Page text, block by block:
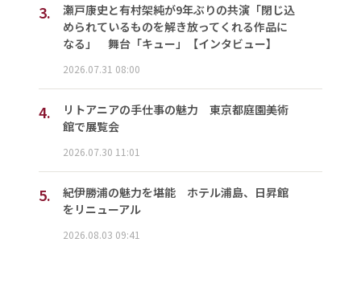
3.
瀬戸康史と有村架純が9年ぶりの共演「閉じ込
められているものを解き放ってくれる作品に
なる」 舞台「キュー」【インタビュー】
2026.07.31 08:00
4.
リトアニアの手仕事の魅力 東京都庭園美術
館で展覧会
2026.07.30 11:01
5.
紀伊勝浦の魅力を堪能 ホテル浦島、日昇館
をリニューアル
2026.08.03 09:41